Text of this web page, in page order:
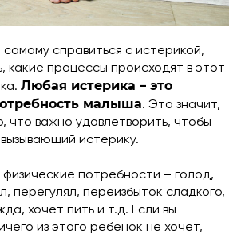
справиться с истерикой,
какие процессы происходят в этот
Любая истерика – это
малыша. Это значит,
что важно удовлетворить, чтобы
истерику.
потребности – голод,
перегулял, переизбыток сладкого,
хочет пить и т.д. Если вы
из этого ребенок не хочет,